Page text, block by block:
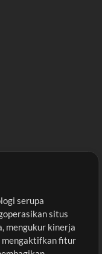
serupa
situs
mengukur kinerja
mengaktifkan fitur